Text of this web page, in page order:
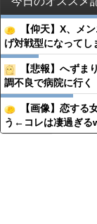
【仰天】X、メ
げ対戦型になってし
【悲報】へずま
調不良で病院に行く
【画像】恋する
う←コレは凄過ぎる